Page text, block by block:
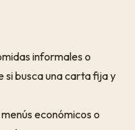
informales o
si busca una carta fija y
económicos o